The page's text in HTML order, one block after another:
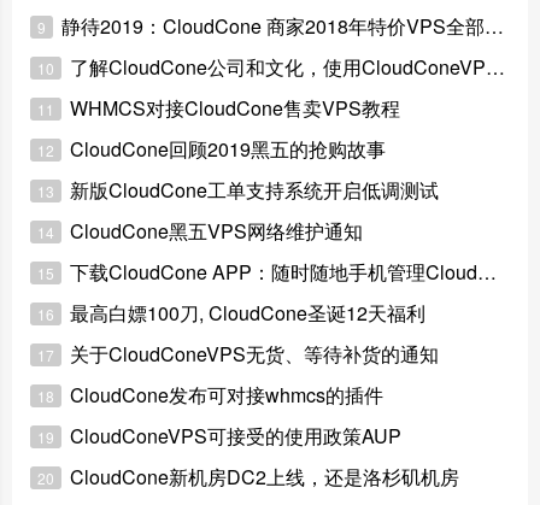
9 静待2019：CloudCone 商家2018年特价VPS全部下架
10 了解CloudCone公司和文化，使用CloudConeVPS更加安心
11 WHMCS对接CloudCone售卖VPS教程
12 CloudCone回顾2019黑五的抢购故事
13 新版CloudCone工单支持系统开启低调测试
14 CloudCone黑五VPS网络维护通知
15 下载CloudCone APP：随时随地手机管理CloudCone VPS
16 最高白嫖100刀, CloudCone圣诞12天福利
17 关于CloudConeVPS无货、等待补货的通知
18 CloudCone发布可对接whmcs的插件
19 CloudConeVPS可接受的使用政策AUP
20
CloudCone新机房DC2上线，还是洛杉矶机房